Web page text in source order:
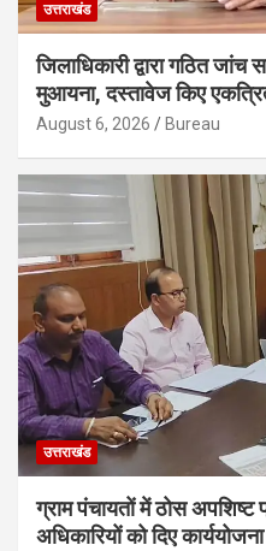
उत्तराखंड
जिलाधिकारी द्वारा गठित जांच
मुआयना, दस्तावेज किए
August 6, 2026 Bureau
उत्तराखंड
ग्राम पंचायतों में ठोस
अधिकारियों को दिए